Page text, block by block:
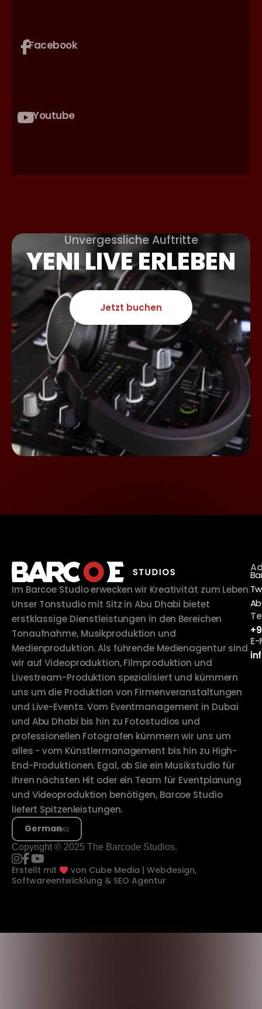
Facebook
Youtube
Unvergessliche Auftritte
YENI LIVE ERLEBEN
Jetzt buchen
Im Barcoe Studio erwecken wir Kreativität zum Leben.
Unser Tonstudio mit Sitz in Abu Dhabi bietet
erstklassige Dienstleistungen in den Bereichen
Tonaufnahme, Musikproduktion und
Medienproduktion. Als führende Medienagentur sind
wir auf Videoproduktion, Filmproduktion und
Livestream-Produktion spezialisiert und kümmern
uns um die Produktion von Firmenveranstaltungen
und Live-Events. Vom Eventmanagement in Dubai
und Abu Dhabi bis hin zu Fotostudios und
professionellen Fotografen kümmern wir uns um
alles - vom Künstlermanagement bis hin zu High-
End-Produktionen. Egal, ob Sie ein Musikstudio für
Ihren nächsten Hit oder ein Team für Eventplanung
und Videoproduktion benötigen, Barcoe Studio
liefert Spitzenleistungen.
German
E-
Copyright © 2025 The Barcode Studios.
Erstellt mit von Cube Media | Webdesign,
Softwareentwicklung & SEO Agentur